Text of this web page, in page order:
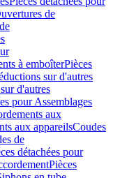
de
à emboîterPièces
sur d'autres
d'autres
pour Assemblages
aux
aux appareilsCoudes
de
détachées pour
Pièces